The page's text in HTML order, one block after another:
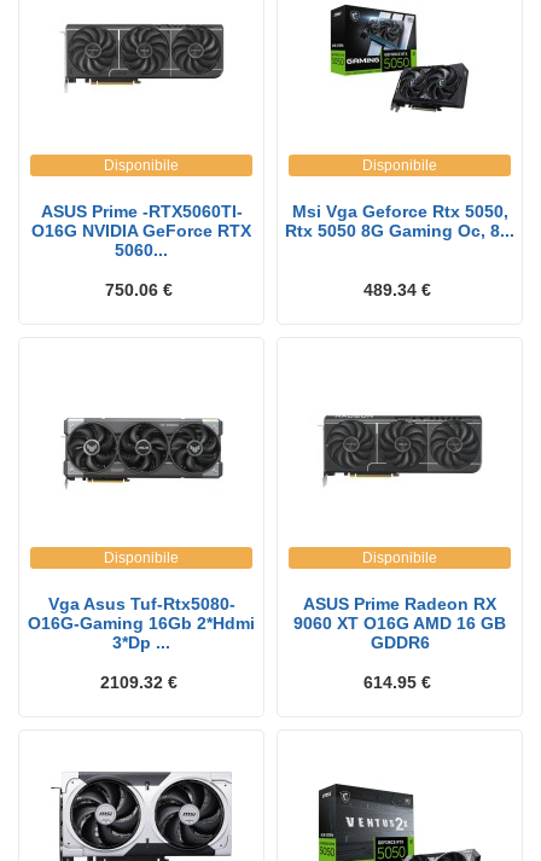
Disponibile
ASUS Prime -RTX5060TI-
O16G NVIDIA GeForce RTX
5060...
750.06 €
Disponibile
Msi Vga Geforce Rtx 5050,
Rtx 5050 8G Gaming Oc, 8...
489.34 €
Disponibile
Vga Asus Tuf-Rtx5080-
O16G-Gaming 16Gb 2*Hdmi
3*Dp ...
2109.32 €
Disponibile
ASUS Prime Radeon RX
9060 XT O16G AMD 16 GB
GDDR6
614.95 €